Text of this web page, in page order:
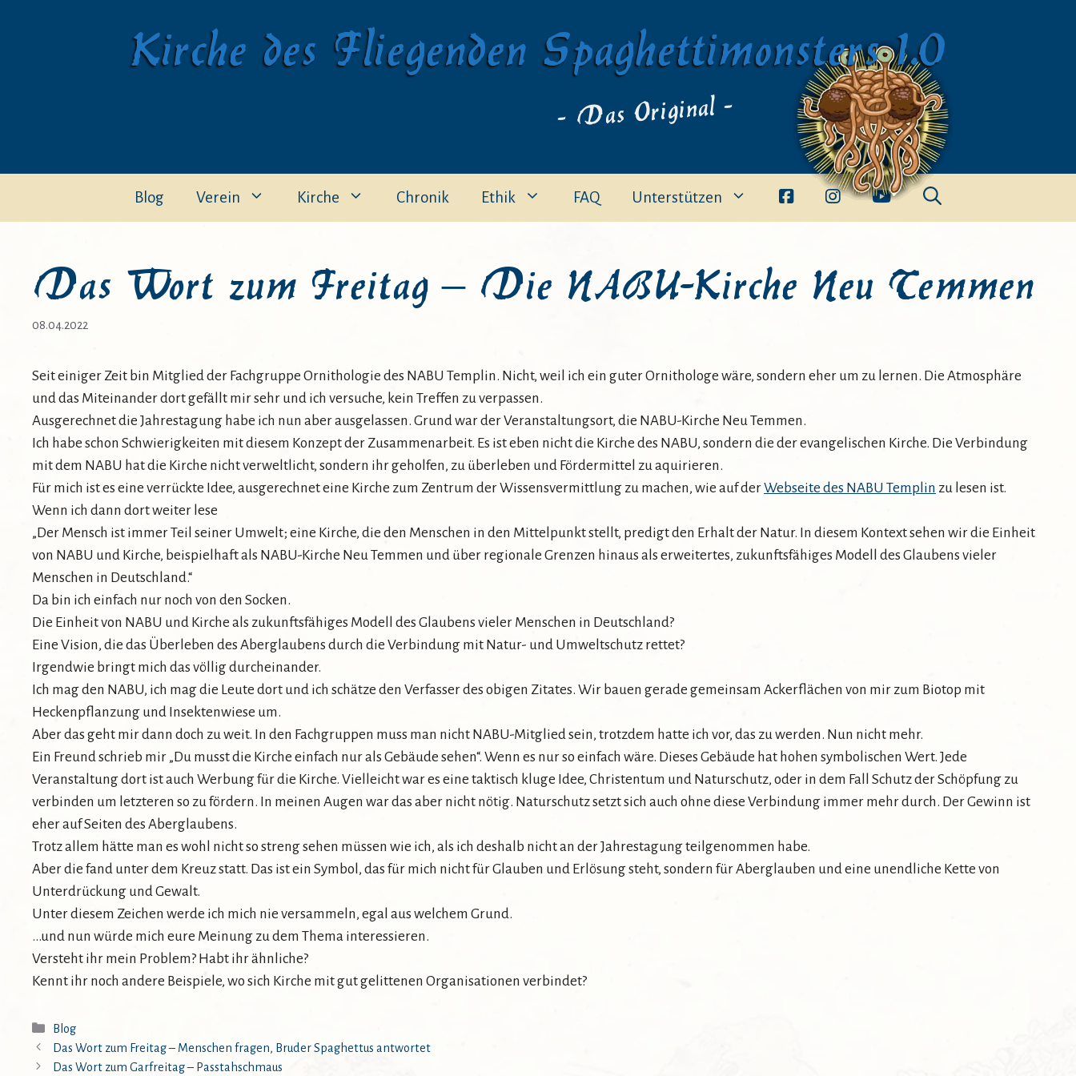
Kirche des Fliegenden Spaghettimonsters 1.0
- Das Original -
Blog Verein Kirche Chronik Ethik FAQ Unterstützen
Das Wort zum Freitag – Die NABU-Kirche Neu Temmen
08.04.2022
Seit einiger Zeit bin Mitglied der Fachgruppe Ornithologie des NABU Templin. Nicht, weil ich ein guter Ornithologe wäre, sondern eher um zu lernen. Die Atmosphäre
und das Miteinander dort gefällt mir sehr und ich versuche, kein Treffen zu verpassen.
Ausgerechnet die Jahrestagung habe ich nun aber ausgelassen. Grund war der Veranstaltungsort, die NABU-Kirche Neu Temmen.
Ich habe schon Schwierigkeiten mit diesem Konzept der Zusammenarbeit. Es ist eben nicht die Kirche des NABU, sondern die der evangelischen Kirche. Die Verbindung
mit dem NABU hat die Kirche nicht verweltlicht, sondern ihr geholfen, zu überleben und Fördermittel zu aquirieren.
Für mich ist es eine verrückte Idee, ausgerechnet eine Kirche zum Zentrum der Wissensvermittlung zu machen, wie auf derWebseite des NABU Templin zu lesen ist.
Wenn ich dann dort weiter lese
„Der Mensch ist immer Teil seiner Umwelt; eine Kirche, die den Menschen in den Mittelpunkt stellt, predigt den Erhalt der Natur. In diesem Kontext sehen wir die Einheit
von NABU und Kirche, beispielhaft als NABU-Kirche Neu Temmen und über regionale Grenzen hinaus als erweitertes, zukunftsfähiges Modell des Glaubens vieler
Menschen in Deutschland.“
Da bin ich einfach nur noch von den Socken.
Die Einheit von NABU und Kirche als zukunftsfähiges Modell des Glaubens vieler Menschen in Deutschland?
Eine Vision, die das Überleben des Aberglaubens durch die Verbindung mit Natur- und Umweltschutz rettet?
Irgendwie bringt mich das völlig durcheinander.
Ich mag den NABU, ich mag die Leute dort und ich schätze den Verfasser des obigen Zitates. Wir bauen gerade gemeinsam Ackerflächen von mir zum Biotop mit
Heckenpflanzung und Insektenwiese um.
Aber das geht mir dann doch zu weit. In den Fachgruppen muss man nicht NABU-Mitglied sein, trotzdem hatte ich vor, das zu werden. Nun nicht mehr.
Ein Freund schrieb mir „Du musst die Kirche einfach nur als Gebäude sehen“. Wenn es nur so einfach wäre. Dieses Gebäude hat hohen symbolischen Wert. Jede
Veranstaltung dort ist auch Werbung für die Kirche. Vielleicht war es eine taktisch kluge Idee, Christentum und Naturschutz, oder in dem Fall Schutz der Schöpfung zu
verbinden um letzteren so zu fördern. In meinen Augen war das aber nicht nötig. Naturschutz setzt sich auch ohne diese Verbindung immer mehr durch. Der Gewinn ist
eher auf Seiten des Aberglaubens.
Trotz allem hätte man es wohl nicht so streng sehen müssen wie ich, als ich deshalb nicht an der Jahrestagung teilgenommen habe.
Aber die fand unter dem Kreuz statt. Das ist ein Symbol, das für mich nicht für Glauben und Erlösung steht, sondern für Aberglauben und eine unendliche Kette von
Unterdrückung und Gewalt.
Unter diesem Zeichen werde ich mich nie versammeln, egal aus welchem Grund.
…und nun würde mich eure Meinung zu dem Thema interessieren.
Versteht ihr mein Problem? Habt ihr ähnliche?
Kennt ihr noch andere Beispiele, wo sich Kirche mit gut gelittenen Organisationen verbindet?
Kategorien
Blog
Das Wort zum Freitag – Menschen fragen, Bruder Spaghettus antwortet
Das Wort zum Garfreitag – Passtahschmaus